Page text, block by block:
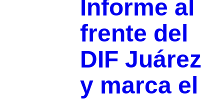
Informe al
frente del
DIF Juárez
y marca el